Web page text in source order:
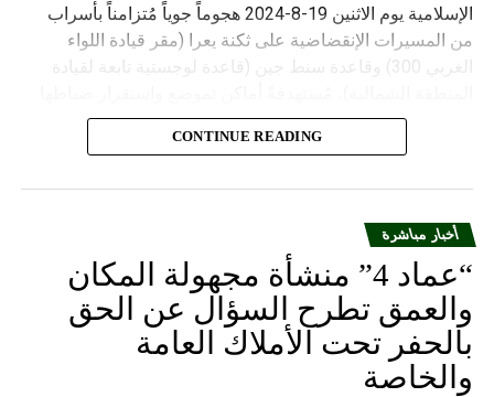
الإسلامية يوم الاثنين 19-8-2024 هجوماً جوياً مُتزامناً بأسراب
من المسيرات الإنقضاضية على ثكنة يعرا (مقر قيادة اللواء
الغربي 300) وقاعدة سنط جين (قاعدة لوجستية تابعة لقيادة
وجنودها وأصابت أهدافها بدقة وأوقعت فيهم عدداً من القتلى
CONTINUE READING
أخبار مباشرة
“عماد 4” منشأة مجهولة المكان
والعمق تطرح السؤال عن الحق
بالحفر تحت الأملاك العامة
والخاصة